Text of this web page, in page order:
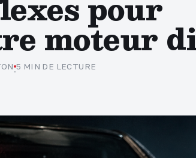
moteur
·
5 MIN DE LECTURE